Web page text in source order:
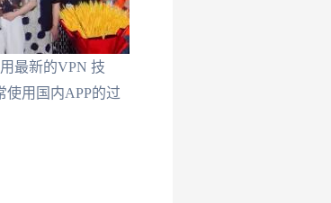
最新的VPN 技
使用国内APP的过